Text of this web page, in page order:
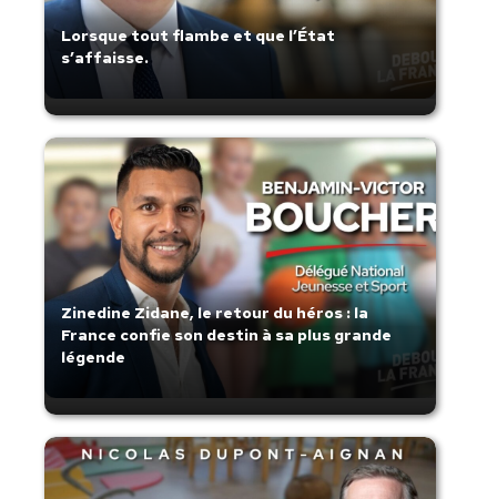
Lorsque tout flambe et que l’État
s’affaisse.
Zinedine Zidane, le retour du héros : la
France confie son destin à sa plus grande
légende